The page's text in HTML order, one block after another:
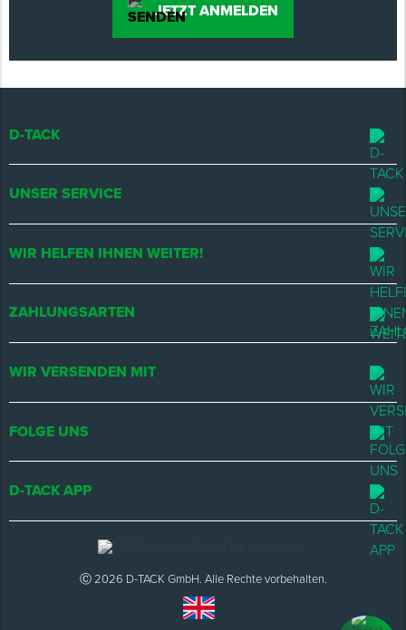
JETZT ANMELDEN
D-TACK
UNSER SERVICE
WIR HELFEN IHNEN WEITER!
ZAHLUNGSARTEN
WIR VERSENDEN MIT
FOLGE UNS
D-TACK APP
Ⓒ 2026 D-TACK GmbH. Alle Rechte vorbehalten.